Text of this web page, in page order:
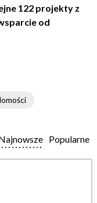
122 projekty z
od
Popularne